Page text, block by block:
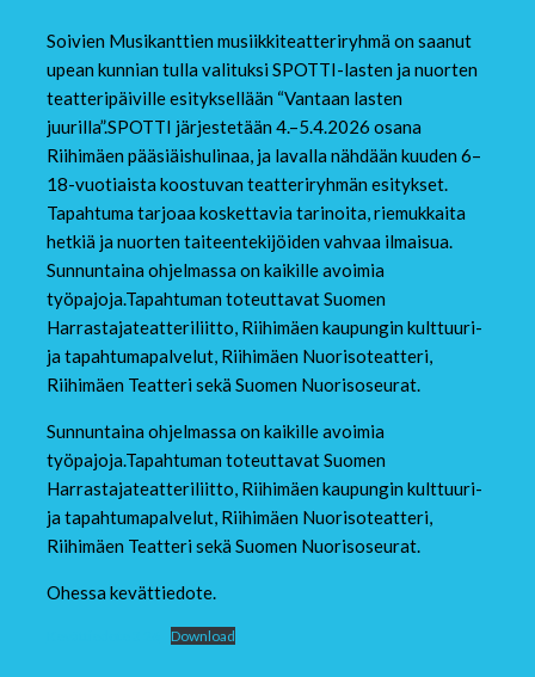
Soivien Musikanttien musiikkiteatteriryhmä on saanut
upean kunnian tulla valituksi SPOTTI-lasten ja nuorten
teatteripäiville esityksellään “Vantaan lasten
juurilla”.SPOTTI järjestetään 4.–5.4.2026 osana
Riihimäen pääsiäishulinaa, ja lavalla nähdään kuuden 6–
18-vuotiaista koostuvan teatteriryhmän esitykset.
Tapahtuma tarjoaa koskettavia tarinoita, riemukkaita
hetkiä ja nuorten taiteentekijöiden vahvaa ilmaisua.
Sunnuntaina ohjelmassa on kaikille avoimia
työpajoja.Tapahtuman toteuttavat Suomen
Harrastajateatteriliitto, Riihimäen kaupungin kulttuuri-
ja tapahtumapalvelut, Riihimäen Nuorisoteatteri,
Riihimäen Teatteri sekä Suomen Nuorisoseurat.
Sunnuntaina ohjelmassa on kaikille avoimia
työpajoja.Tapahtuman toteuttavat Suomen
Harrastajateatteriliitto, Riihimäen kaupungin kulttuuri-
ja tapahtumapalvelut, Riihimäen Nuorisoteatteri,
Riihimäen Teatteri sekä Suomen Nuorisoseurat.
Ohessa kevättiedote.
Download